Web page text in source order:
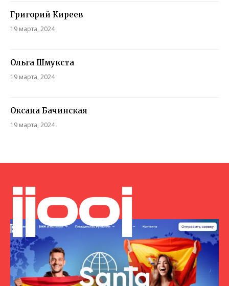
Григорий Киреев
19 марта, 2024
Ольга Шмукста
19 марта, 2024
Оксана Бачинская
19 марта, 2024
jjooj